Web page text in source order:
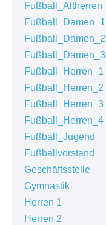
Fußball_Altherren
Fußball_Damen_1
Fußball_Damen_2
Fußball_Damen_3
Fußball_Herren_1
Fußball_Herren_2
Fußball_Herren_3
Fußball_Herren_4
Fußball_Jugend
Fußballvorstand
Geschäftsstelle
Gymnastik
Herren 1
Herren 2